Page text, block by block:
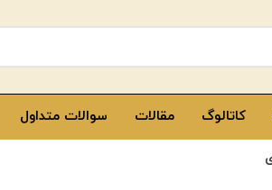
کاتالوگ مقالات سوالات متداول